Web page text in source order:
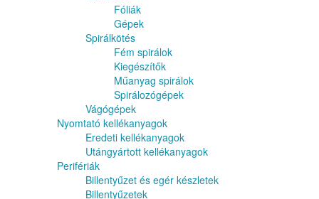
Fóliák
Gépek
Spirálkötés
Fém spirálok
Kiegészítők
Műanyag spirálok
Spirálozógépek
Vágógépek
Nyomtató kellékanyagok
Eredeti kellékanyagok
Utángyártott kellékanyagok
Perifériák
Billentyűzet és egér készletek
Billentyűzetek